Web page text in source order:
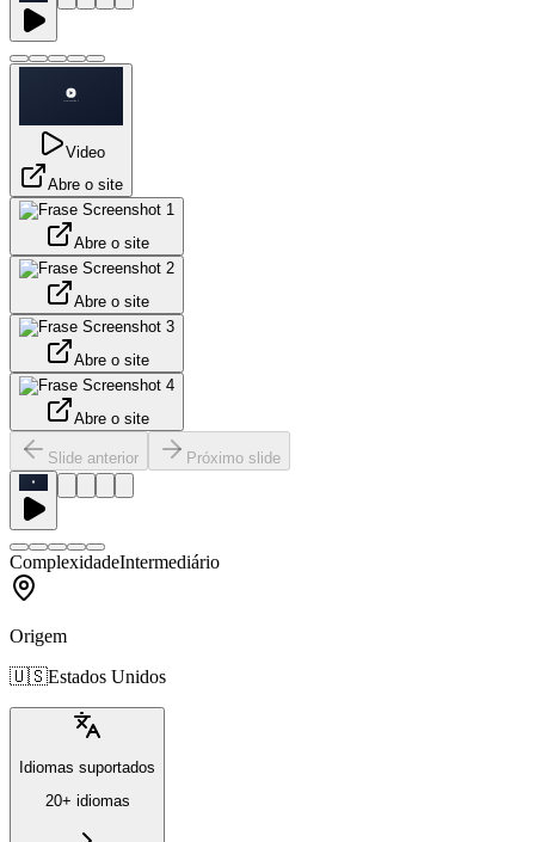
Video
Abre o site
Abre o site
Abre o site
Abre o site
Abre o site
Slide anterior Próximo slide
ComplexidadeIntermediário
Origem
🇺🇸Estados Unidos
Idiomas suportados
20+ idiomas